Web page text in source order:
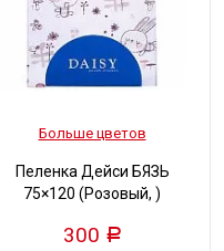
Больше цветов
Пеленка Дейси БЯЗЬ
75×120 (Розовый, )
300 Р